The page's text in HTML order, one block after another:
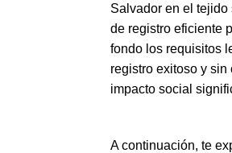
Salvador en el
de registro eficiente
fondo los requisitos
registro exitoso y
impacto social
A continuación, te